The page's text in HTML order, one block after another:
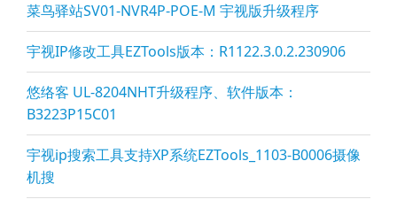
菜鸟驿站SV01-NVR4P-POE-M 宇视版升级程序
宇视IP修改工具EZTools版本：R1122.3.0.2.230906
悠络客 UL-8204NHT升级程序、软件版本：
B3223P15C01
宇视ip搜索工具支持XP系统EZTools_1103-B0006摄像
机搜